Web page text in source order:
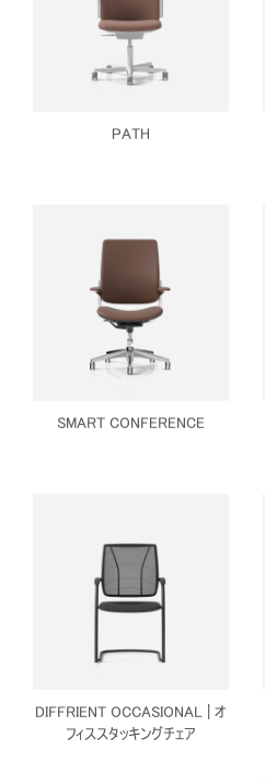
PATH
SMART CONFERENCE
DIFFRIENT OCCASIONAL | オ
フィススタッキングチェア